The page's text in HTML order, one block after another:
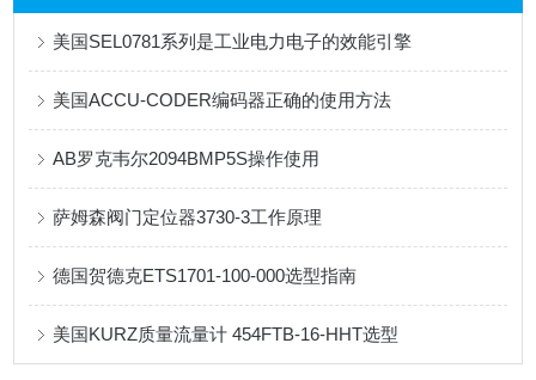
美国SEL0781系列是工业电力电子的效能引擎
美国ACCU-CODER编码器正确的使用方法
AB罗克韦尔2094BMP5S操作使用
萨姆森阀门定位器3730-3工作原理
德国贺德克ETS1701-100-000选型指南
美国KURZ质量流量计 454FTB-16-HHT选型